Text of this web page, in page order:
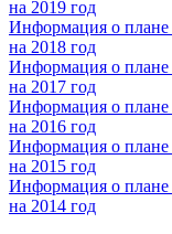
на 2019 год
Информация о плане
на 2018 год
Информация о плане
на 2017 год
Информация о плане
на 2016 год
Информация о плане
на 2015 год
Информация о плане
на 2014 год